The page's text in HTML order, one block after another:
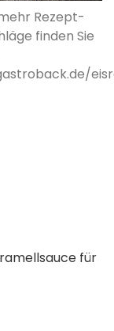
Rezept-
finden Sie
für